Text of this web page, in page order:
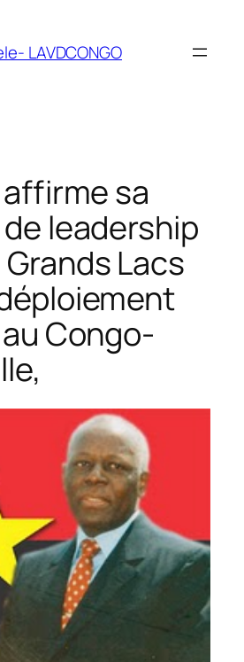
LAVDCONGO
affirme sa
leadership
Lacs
Congo-